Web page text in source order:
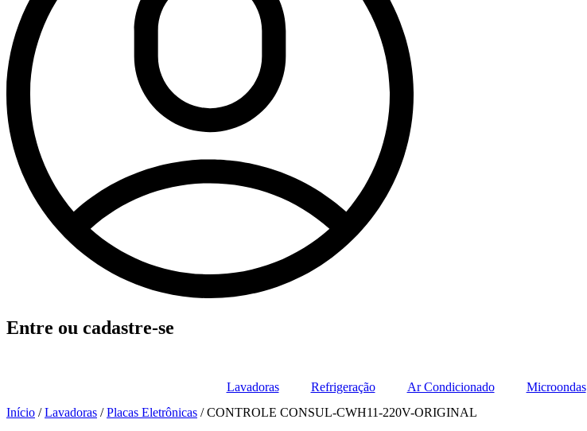
Entre ou cadastre-se
Lavadoras Refrigeração Ar Condicionado Microondas
Início /Lavadoras /Placas Eletrônicas / CONTROLE CONSUL-CWH11-220V-ORIGINAL